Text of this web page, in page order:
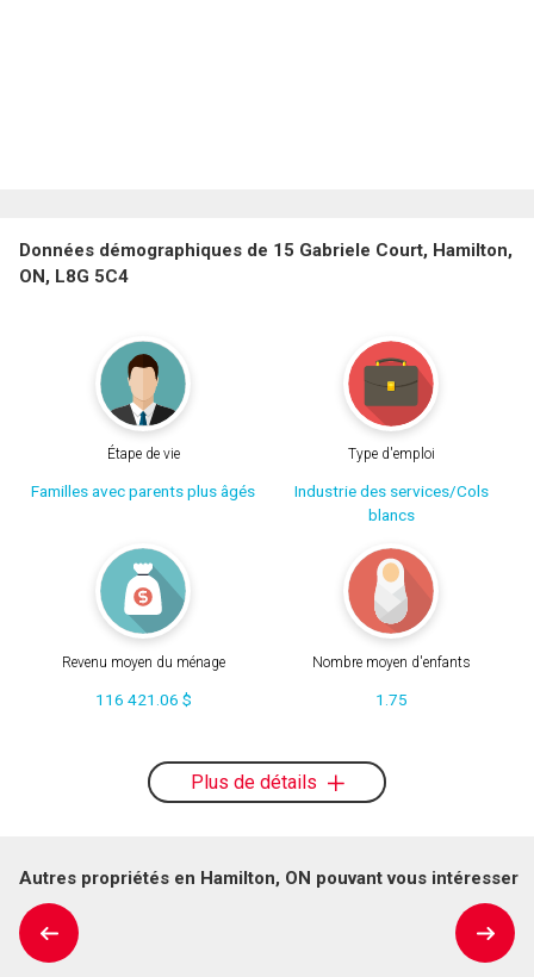
Données démographiques de 15 Gabriele Court, Hamilton,
ON, L8G 5C4
Étape de vie
Familles avec parents plus âgés
Type d'emploi
Industrie des services/Cols
blancs
Revenu moyen du ménage
116 421.06 $
Nombre moyen d'enfants
1.75
Plus de détails
Autres propriétés en Hamilton, ON pouvant vous intéresser